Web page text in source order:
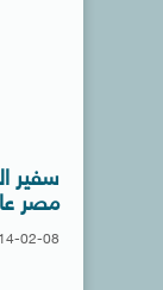
سفير
مصر
02-08